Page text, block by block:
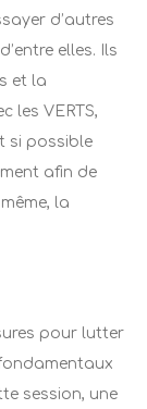
d’autres
elles. Ils
et la
les VERTS,
si possible
afin de
la
pour lutter
session, une